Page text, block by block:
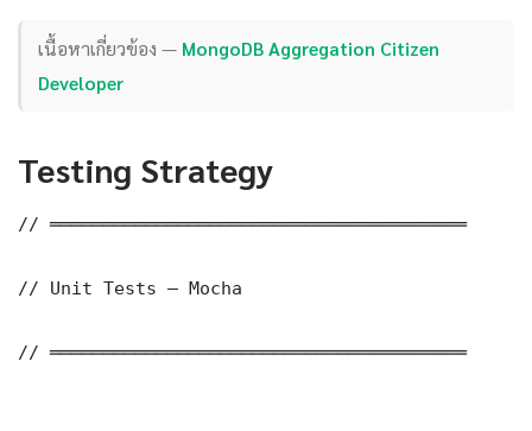
เนื้อหาเกี่ยวข้อง — MongoDB Aggregation Citizen
Developer
Testing Strategy
// ═══════════════════════════════════════
// Unit Tests — Mocha
// ═══════════════════════════════════════